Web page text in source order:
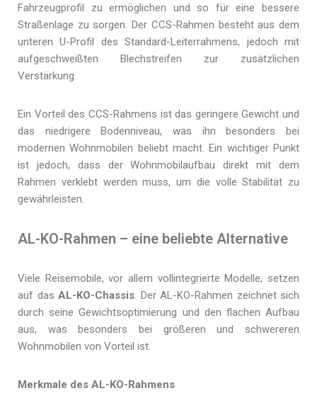
Fahrzeugprofil zu ermöglichen und so für eine bessere
Straßenlage zu sorgen. Der CCS-Rahmen besteht aus dem
unteren U-Profil des Standard-Leiterrahmens, jedoch mit
aufgeschweißten Blechstreifen zur zusätzlichen
Verstärkung.
Ein Vorteil des CCS-Rahmens ist das geringere Gewicht und
das niedrigere Bodenniveau, was ihn besonders bei
modernen Wohnmobilen beliebt macht. Ein wichtiger Punkt
ist jedoch, dass der Wohnmobilaufbau direkt mit dem
Rahmen verklebt werden muss, um die volle Stabilität zu
gewährleisten.
AL-KO-Rahmen – eine beliebte Alternative
Viele Reisemobile, vor allem vollintegrierte Modelle, setzen
auf das AL-KO-Chassis . Der AL-KO-Rahmen zeichnet sich
durch seine Gewichtsoptimierung und den flachen Aufbau
aus, was besonders bei größeren und schwereren
Wohnmobilen von Vorteil ist.
Merkmale des AL-KO-Rahmens